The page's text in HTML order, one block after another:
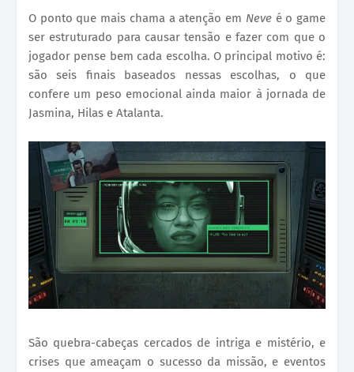
O ponto que mais chama a atenção em Neve é o game
ser estruturado para causar tensão e fazer com que o
jogador pense bem cada escolha. O principal motivo é:
são seis finais baseados nessas escolhas, o que
confere um peso emocional ainda maior à jornada de
Jasmina, Hilas e Atalanta.
São quebra-cabeças cercados de intriga e mistério, e
crises que ameaçam o sucesso da missão, e eventos